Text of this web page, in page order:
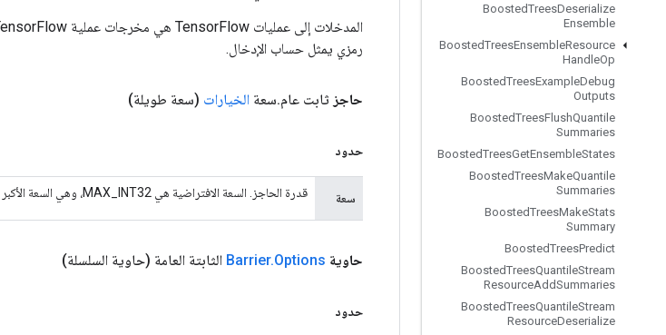
BoostedTreesDeserialize
Ensemble
BoostedTreesEnsembleResource
HandleOp
BoostedTreesExampleDebug
Outputs
BoostedTreesFlushQuantile
Summaries
BoostedTreesGetEnsembleStates
BoostedTreesMakeQuantile
Summaries
BoostedTreesMakeStats
Summary
BoostedTreesPredict
BoostedTreesQuantileStream
ResourceAddSummaries
BoostedTreesQuantileStream
ResourceDeserialize
رمزي يمثل حساب الإدخال.
حاجز ثابت عام.سعة الخيارات (سعة طويلة)
حدود
سعة قدرة الحاجز. السعة الافتراضية هي MAX_INT32، وهي السعة الأكبر لقائمة الانتظار الأساسية.
حاوية Barrier.Options الثابتة العامة (حاوية السلسلة)
حدود